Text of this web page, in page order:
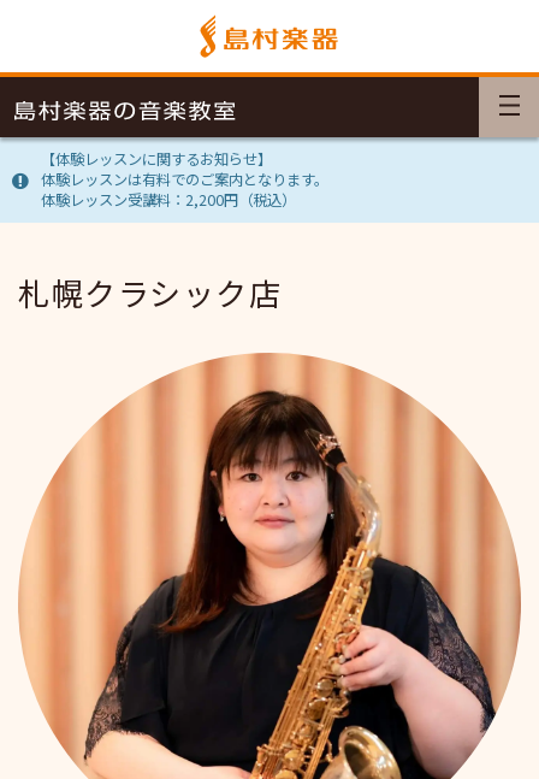
【体験レッスンに関するお知らせ】
体験レッスンは有料でのご案内となります。
体験レッスン受講料：2,200円（税込）
札幌クラシック店